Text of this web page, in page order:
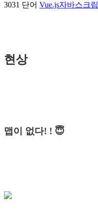
3031 단어 Vue.js자바스크
현상
맵이 없다! ! 😇